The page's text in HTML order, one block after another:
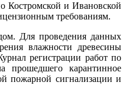
Костромской и Ивановской
требованиям.
Для проведения данных
влажности древесины
регистрации работ по
прошедшего карантинное
пожарной сигнализации и